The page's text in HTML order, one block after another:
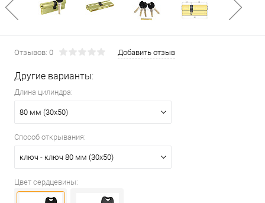
Отзывов: 0 Добавить отзыв
Другие варианты:
Длина цилиндра:
80 мм (30x50)
Способ открывания:
ключ - ключ 80 мм (30x50)
Цвет сердцевины: